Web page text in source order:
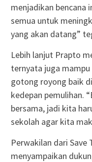
menjadikan bencana
semua untuk
yang akan datang”
Lebih lanjut Prapto
ternyata juga
gotong royong baik
kedepan pemulihan.
bersama, jadi kita
sekolah agar kita
Perwakilan dari Save
menyampaikan